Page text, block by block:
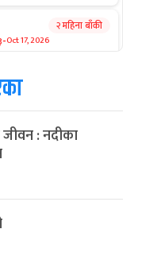
-Oct 17, 2026
२ महिना बाँकी
-Oct 18, 2026
-
२ महिना बाँकी
: नदीका